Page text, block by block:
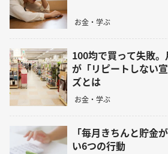
お金・学ぶ
100均で買って失敗
が「リピートしない
ズとは
お金・学ぶ
「毎月きちんと貯金
い6つの行動